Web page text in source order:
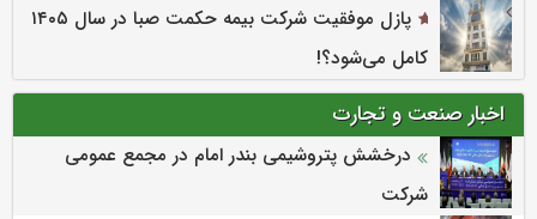
پازل موفقیت شرکت بیمه حکمت صبا در سال ۱۴۰۵
کامل می‌شود؟!
اخبار صنعت و تجارت
درخشش پتروشیمی بندر امام در مجمع عمومی
شرکت